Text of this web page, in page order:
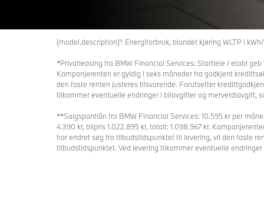
{model.description}¹: Energiforbruk, blandet kjøring WLTP i
*Privatleasing fra BMW Financial Services: Startleie / etabl
Kampanjerenten er gyldig i seks måneder fra godkjent
den faste renten justeres tilsvarende. Forutsetter
tilkommer eventuelle endringer i bilavgifter og merverdiavgift,
**Salgspantlån fra BMW Financial Services: 10.595 kr per
4.390 kr, bilpris 1.022.895 kr, totalt: 1.098.967 kr.
har endret seg fra tilbudstidspunktet til levering, vil den faste
tilbudstidspunktet. Ved levering tilkommer eventuelle